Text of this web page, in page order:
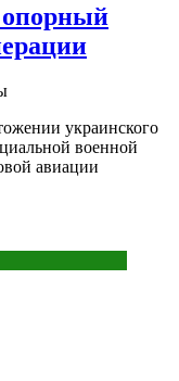
опорный
украинского
военной
авиации